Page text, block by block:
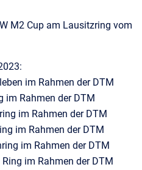
M2 Cup am Lausitzring vom
im Rahmen der DTM
im Rahmen der DTM
im Rahmen der DTM
im Rahmen der DTM
im Rahmen der DTM
im Rahmen der DTM